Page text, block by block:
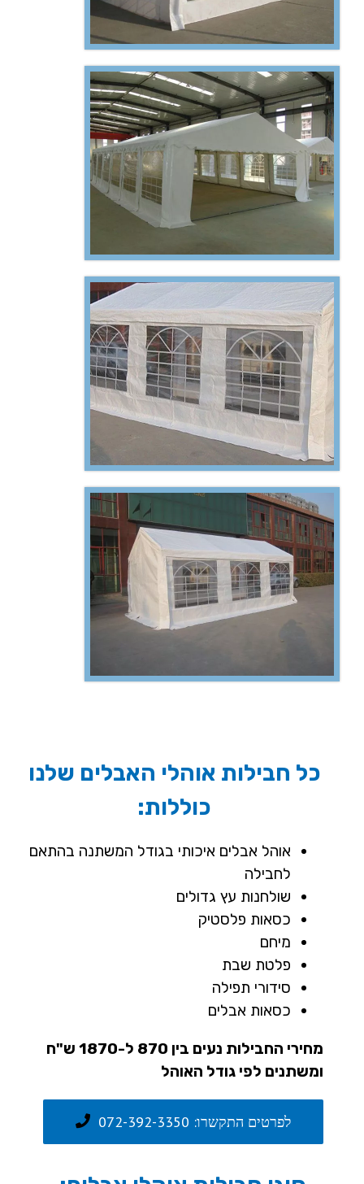
כל חבילות אוהלי האבלים שלנו
כוללות:
אוהל אבלים איכותי בגודל המשתנה בהתאם
לחבילה
שולחנות עץ גדולים
כסאות פלסטיק
מיחם
פלטת שבת
סידורי תפילה
כסאות אבלים
מחירי החבילות נעים בין 870 ל-1870 ש"ח
ומשתנים לפי גודל האוהל
לפרטים התקשרו: 072-392-3350